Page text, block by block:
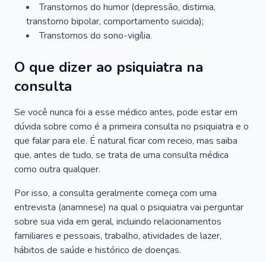
Transtornos do humor (depressão, distimia,
transtorno bipolar, comportamento suicida);
Transtornos do sono-vigília.
O que dizer ao psiquiatra na
consulta
Se você nunca foi a esse médico antes, pode estar em
dúvida sobre como é a primeira consulta no psiquiatra e o
que falar para ele. É natural ficar com receio, mas saiba
que, antes de tudo, se trata de uma consulta médica
como outra qualquer.
Por isso, a consulta geralmente começa com uma
entrevista (anamnese) na qual o psiquiatra vai perguntar
sobre sua vida em geral, incluindo relacionamentos
familiares e pessoais, trabalho, atividades de lazer,
hábitos de saúde e histórico de doenças.